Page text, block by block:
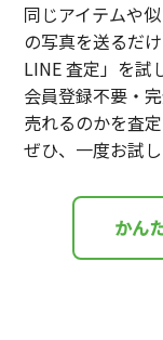
同じアイテムや
の写真を送るだ
LINE 査定」を試
会員登録不要・
売れるのかを査定
ぜひ、一度お試し
かん